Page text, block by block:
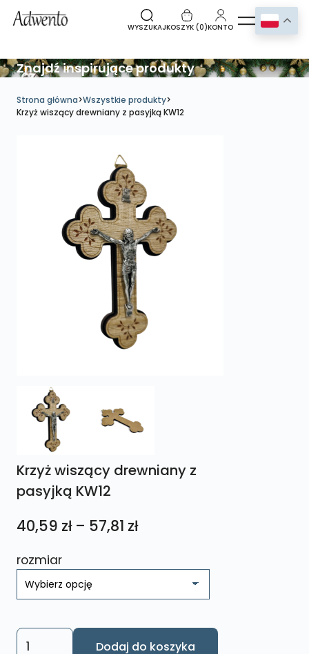
WYSZUKAJKOSZYK (0)KONTO
Znajdź inspirujące produkty
Strona główna>Wszystkie produkty>
Krzyż wiszący drewniany z pasyjką KW12
Krzyż wiszący drewniany z
pasyjką KW12
40,59 zł – 57,81 złZakres
od
57,81 zł
rozmiar
ilość
Dodaj do koszyka